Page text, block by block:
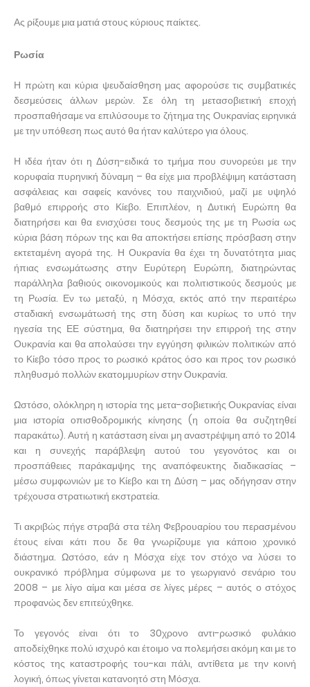
Ας ρίξουμε μια ματιά στους κύριους παίκτες.
Ρωσία
Η πρώτη και κύρια ψευδαίσθηση μας αφορούσε τις συμβατικές
δεσμεύσεις άλλων μερών. Σε όλη τη μετασοβιετική εποχή
προσπαθήσαμε να επιλύσουμε το ζήτημα της Ουκρανίας ειρηνικά
με την υπόθεση πως αυτό θα ήταν καλύτερο για όλους.
Η ιδέα ήταν ότι η Δύση-ειδικά το τμήμα που συνορεύει με την
κορυφαία πυρηνική δύναμη – θα είχε μια προβλέψιμη κατάσταση
ασφάλειας και σαφείς κανόνες του παιχνιδιού, μαζί με υψηλό
βαθμό επιρροής στο Κίεβο. Επιπλέον, η Δυτική Ευρώπη θα
διατηρήσει και θα ενισχύσει τους δεσμούς της με τη Ρωσία ως
κύρια βάση πόρων της και θα αποκτήσει επίσης πρόσβαση στην
εκτεταμένη αγορά της. Η Ουκρανία θα έχει τη δυνατότητα μιας
ήπιας ενσωμάτωσης στην Ευρύτερη Ευρώπη, διατηρώντας
παράλληλα βαθιούς οικονομικούς και πολιτιστικούς δεσμούς με
τη Ρωσία. Εν τω μεταξύ, η Μόσχα, εκτός από την περαιτέρω
σταδιακή ενσωμάτωσή της στη δύση και κυρίως το υπό την
ηγεσία της ΕΕ σύστημα, θα διατηρήσει την επιρροή της στην
Ουκρανία και θα απολαύσει την εγγύηση φιλικών πολιτικών από
το Κίεβο τόσο προς το ρωσικό κράτος όσο και προς τον ρωσικό
πληθυσμό πολλών εκατομμυρίων στην Ουκρανία.
Ωστόσο, ολόκληρη η ιστορία της μετα-σοβιετικής Ουκρανίας είναι
μια ιστορία οπισθοδρομικής κίνησης (η οποία θα συζητηθεί
παρακάτω). Αυτή η κατάσταση είναι μη αναστρέψιμη από το 2014
και η συνεχής παράβλεψη αυτού του γεγονότος και οι
προσπάθειες παράκαμψης της αναπόφευκτης διαδικασίας –
μέσω συμφωνιών με το Κίεβο και τη Δύση – μας οδήγησαν στην
τρέχουσα στρατιωτική εκστρατεία.
Τι ακριβώς πήγε στραβά στα τέλη Φεβρουαρίου του περασμένου
έτους είναι κάτι που δε θα γνωρίζουμε για κάποιο χρονικό
διάστημα. Ωστόσο, εάν η Μόσχα είχε τον στόχο να λύσει το
ουκρανικό πρόβλημα σύμφωνα με το γεωργιανό σενάριο του
2008 – με λίγο αίμα και μέσα σε λίγες μέρες – αυτός ο στόχος
προφανώς δεν επιτεύχθηκε.
Το γεγονός είναι ότι το 30χρονο αντι-ρωσικό φυλάκιο
αποδείχθηκε πολύ ισχυρό και έτοιμο να πολεμήσει ακόμη και με το
κόστος της καταστροφής του-και πάλι, αντίθετα με την κοινή
λογική, όπως γίνεται κατανοητό στη Μόσχα.